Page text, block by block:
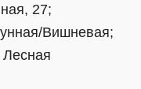
27;
Вишневая;